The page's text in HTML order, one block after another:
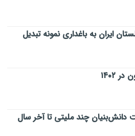
ایران به باغداری نمونه تبدیل
۱۴۰۲
چند ملیتی تا آخر سال